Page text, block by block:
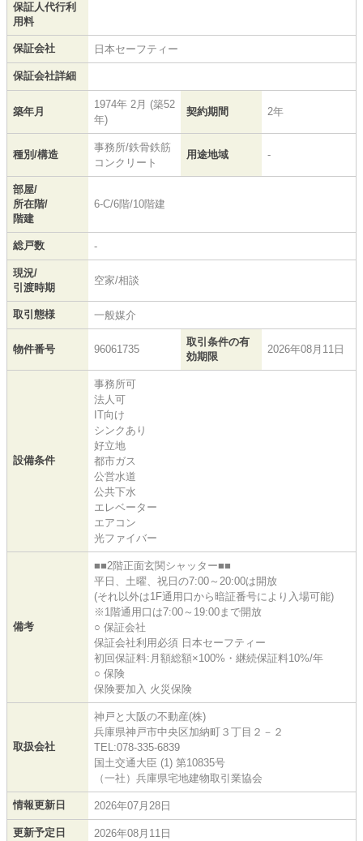
保証人代行利
用料
保証会社 日本セーフティー
保証会社詳細
築年月
1974年 2月 (築52
年)
契約期間 2年
種別/構造
事務所/鉄骨鉄筋
コンクリート
用途地域 -
部屋/
所在階/
階建
6-C/6階/10階建
総戸数 -
現況/
引渡時期
空家/相談
取引態様 一般媒介
物件番号 96061735
取引条件の有
効期限
2026年08月11日
設備条件
事務所可
法人可
IT向け
シンクあり
好立地
都市ガス
公営水道
公共下水
エレベーター
エアコン
光ファイバー
備考
■■2階正面玄関シャッター■■
平日、土曜、祝日の7:00～20:00は開放
(それ以外は1F通用口から暗証番号により入場可能)
※1階通用口は7:00～19:00まで開放
○ 保証会社
保証会社利用必須 日本セーフティー
初回保証料:月額総額×100%・継続保証料10%/年
○ 保険
保険要加入 火災保険
取扱会社
神戸と大阪の不動産(株)
兵庫県神戸市中央区加納町３丁目２－２
TEL:078-335-6839
国土交通大臣 (1) 第10835号
（一社）兵庫県宅地建物取引業協会
情報更新日 2026年07月28日
更新予定日 2026年08月11日